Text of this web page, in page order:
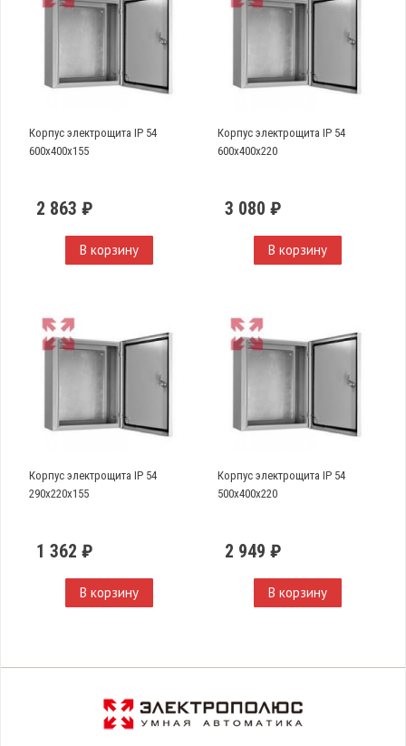
Корпус электрощита IP 54
600х400х155
2 863 ₽
В корзину
Корпус электрощита IP 54
600х400х220
3 080 ₽
В корзину
Корпус электрощита IP 54
290х220х155
1 362 ₽
В корзину
Корпус электрощита IP 54
500х400х220
2 949 ₽
В корзину